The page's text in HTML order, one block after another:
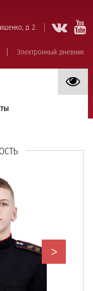
д. 2.
Электронный дневник
>